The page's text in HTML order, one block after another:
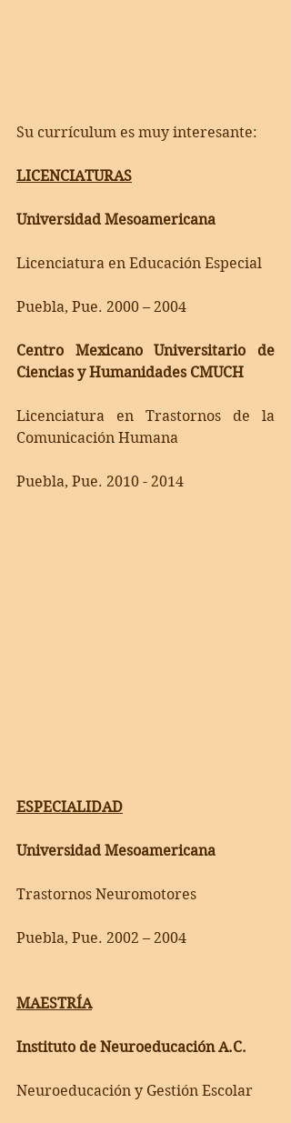
Su currículum es muy interesante:
LICENCIATURAS
Universidad Mesoamericana
Licenciatura en Educación Especial
Puebla, Pue. 2000 – 2004
Centro Mexicano Universitario de
Ciencias y Humanidades CMUCH
Licenciatura en Trastornos de la
Comunicación Humana
Puebla, Pue. 2010 - 2014
ESPECIALIDAD
Universidad Mesoamericana
Trastornos Neuromotores
Puebla, Pue. 2002 – 2004
MAESTRÍA
Instituto de Neuroeducación A.C.
Neuroeducación y Gestión Escolar